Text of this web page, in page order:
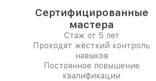
Сертифицированные
мастера
Стаж от 5 лет
Проходят жёсткий контроль
навыков
Постоянное повышение
квалификации